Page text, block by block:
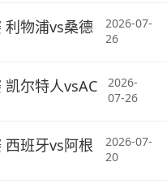
利物浦vs桑德
2026-07-
26
尔特人vsAC
2026-
07-26
班牙vs阿根
2026-07-
20